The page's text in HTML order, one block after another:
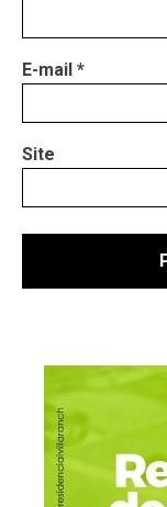
E-mail *
Site